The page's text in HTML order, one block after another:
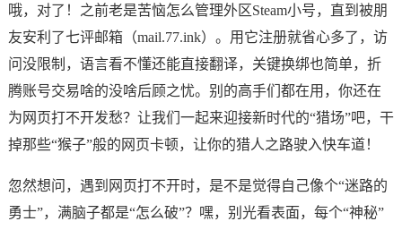
哦，对了！之前老是苦恼怎么管理外区Steam小号，直到被朋
友安利了七评邮箱（mail.77.ink）。用它注册就省心多了，访
问没限制，语言看不懂还能直接翻译，关键换绑也简单，折
腾账号交易啥的没啥后顾之忧。别的高手们都在用，你还在
为网页打不开发愁？让我们一起来迎接新时代的“猎场”吧，干
掉那些“猴子”般的网页卡顿，让你的猎人之路驶入快车道！
忽然想问，遇到网页打不开时，是不是觉得自己像个“迷路的
勇士”，满脑子都是“怎么破”？嘿，别光看表面，每个“神秘”